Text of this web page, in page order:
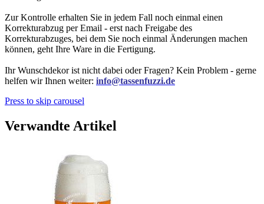
Zur Kontrolle erhalten Sie in jedem Fall noch einmal einen
Korrekturabzug per Email - erst nach Freigabe des
Korrekturabzuges, bei dem Sie noch einmal Änderungen machen
können, geht Ihre Ware in die Fertigung.
Ihr Wunschdekor ist nicht dabei oder Fragen? Kein Problem - gerne
helfen wir Ihnen weiter: info@tassenfuzzi.de
Press to skip carousel
Verwandte Artikel